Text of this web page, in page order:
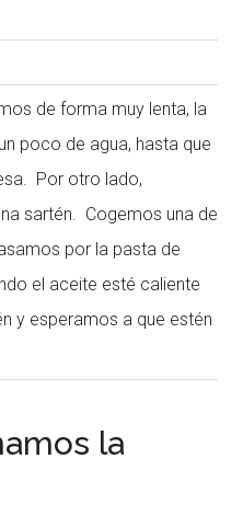
de forma muy lenta, la
poco de agua, hasta que
Por otro lado,
sartén. Cogemos una de
por la pasta de
el aceite esté caliente
y esperamos a que estén
la